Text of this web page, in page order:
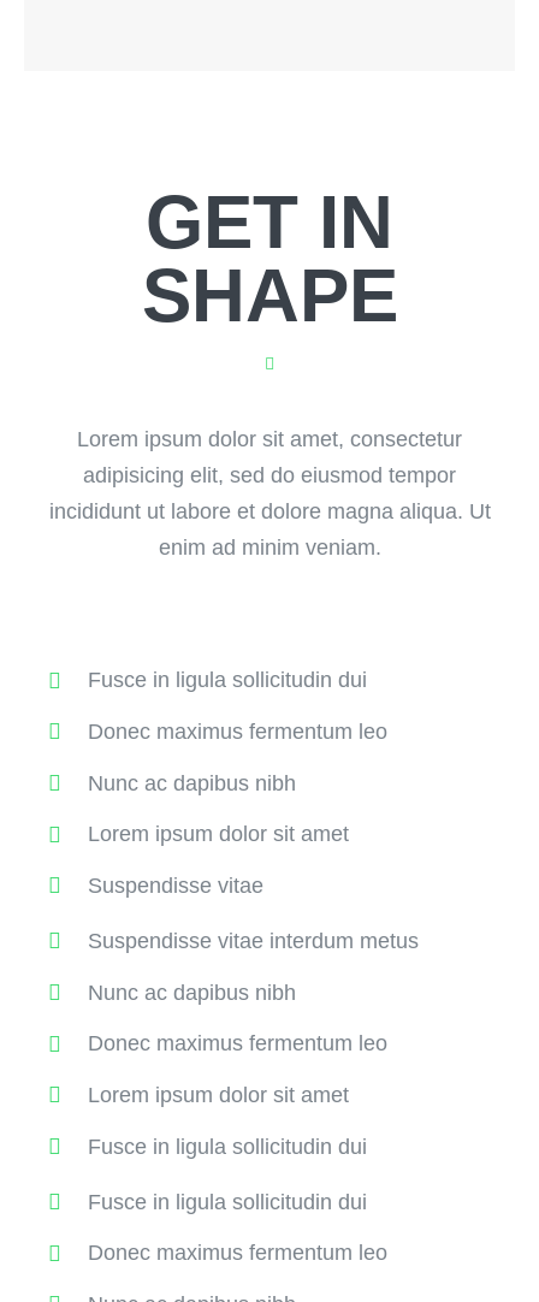
GET IN
SHAPE
Lorem ipsum dolor sit amet, consectetur
adipisicing elit, sed do eiusmod tempor
incididunt ut labore et dolore magna aliqua. Ut
enim ad minim veniam.
Fusce in ligula sollicitudin dui
Donec maximus fermentum leo
Nunc ac dapibus nibh
Lorem ipsum dolor sit amet
Suspendisse vitae
Suspendisse vitae interdum metus
Nunc ac dapibus nibh
Donec maximus fermentum leo
Lorem ipsum dolor sit amet
Fusce in ligula sollicitudin dui
Fusce in ligula sollicitudin dui
Donec maximus fermentum leo